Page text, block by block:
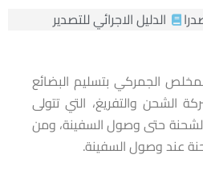
الدليل الاجرائي للتصدير
الجمركي بتسليم البضائع
الشحن والتفريغ، التي تتولى
حتى وصول السفينة، ومن
عند وصول السفينة.